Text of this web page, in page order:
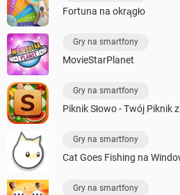
Fortuna na okrągło
Gry na smartfony
MovieStarPlanet
Gry na smartfony
Piknik Słowo - Twój Piknik
Gry na smartfony
Cat Goes Fishing na
Gry na smartfony